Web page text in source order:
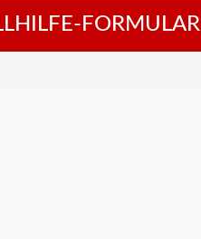
FORMULAR